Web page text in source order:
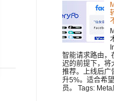
智能请求路由，
迟的前提下，将
推荐。上线后广
升5%。适合希
员。 Tags: Meta